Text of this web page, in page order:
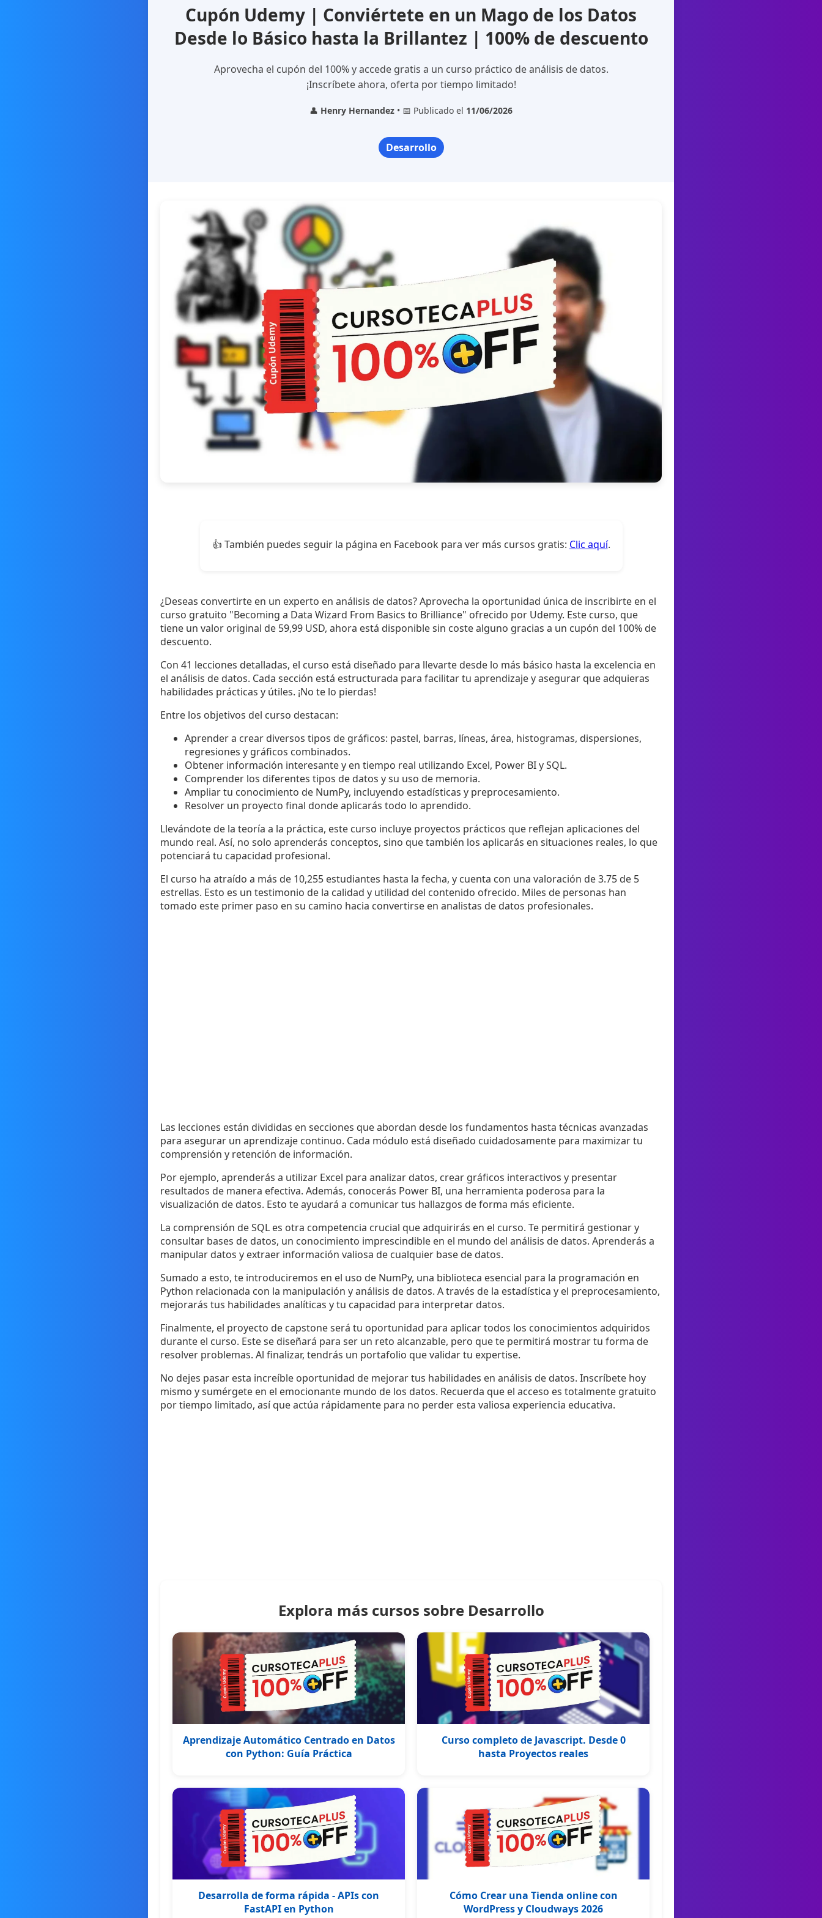
Cupón Udemy | Conviértete en un Mago de los Datos
Desde lo Básico hasta la Brillantez | 100% de descuento
Aprovecha el cupón del 100% y accede gratis a un curso práctico de análisis de datos.
¡Inscríbete ahora, oferta por tiempo limitado!
👤 Henry Hernandez • 📅 Publicado el 11/06/2026
Desarrollo
👍 También puedes seguir la página en Facebook para ver más cursos gratis: Clic aquí.
¿Deseas convertirte en un experto en análisis de datos? Aprovecha la oportunidad única de inscribirte en el
curso gratuito "Becoming a Data Wizard From Basics to Brilliance" ofrecido por Udemy. Este curso, que
tiene un valor original de 59,99 USD, ahora está disponible sin coste alguno gracias a un cupón del 100% de
descuento.
Con 41 lecciones detalladas, el curso está diseñado para llevarte desde lo más básico hasta la excelencia en
el análisis de datos. Cada sección está estructurada para facilitar tu aprendizaje y asegurar que adquieras
habilidades prácticas y útiles. ¡No te lo pierdas!
Entre los objetivos del curso destacan:
Aprender a crear diversos tipos de gráficos: pastel, barras, líneas, área, histogramas, dispersiones,
regresiones y gráficos combinados.
Obtener información interesante y en tiempo real utilizando Excel, Power BI y SQL.
Comprender los diferentes tipos de datos y su uso de memoria.
Ampliar tu conocimiento de NumPy, incluyendo estadísticas y preprocesamiento.
Resolver un proyecto final donde aplicarás todo lo aprendido.
Llevándote de la teoría a la práctica, este curso incluye proyectos prácticos que reflejan aplicaciones del
mundo real. Así, no solo aprenderás conceptos, sino que también los aplicarás en situaciones reales, lo que
potenciará tu capacidad profesional.
El curso ha atraído a más de 10,255 estudiantes hasta la fecha, y cuenta con una valoración de 3.75 de 5
estrellas. Esto es un testimonio de la calidad y utilidad del contenido ofrecido. Miles de personas han
tomado este primer paso en su camino hacia convertirse en analistas de datos profesionales.
Las lecciones están divididas en secciones que abordan desde los fundamentos hasta técnicas avanzadas
para asegurar un aprendizaje continuo. Cada módulo está diseñado cuidadosamente para maximizar tu
comprensión y retención de información.
Por ejemplo, aprenderás a utilizar Excel para analizar datos, crear gráficos interactivos y presentar
resultados de manera efectiva. Además, conocerás Power BI, una herramienta poderosa para la
visualización de datos. Esto te ayudará a comunicar tus hallazgos de forma más eficiente.
La comprensión de SQL es otra competencia crucial que adquirirás en el curso. Te permitirá gestionar y
consultar bases de datos, un conocimiento imprescindible en el mundo del análisis de datos. Aprenderás a
manipular datos y extraer información valiosa de cualquier base de datos.
Sumado a esto, te introduciremos en el uso de NumPy, una biblioteca esencial para la programación en
Python relacionada con la manipulación y análisis de datos. A través de la estadística y el preprocesamiento,
mejorarás tus habilidades analíticas y tu capacidad para interpretar datos.
Finalmente, el proyecto de capstone será tu oportunidad para aplicar todos los conocimientos adquiridos
durante el curso. Este se diseñará para ser un reto alcanzable, pero que te permitirá mostrar tu forma de
resolver problemas. Al finalizar, tendrás un portafolio que validar tu expertise.
No dejes pasar esta increíble oportunidad de mejorar tus habilidades en análisis de datos. Inscríbete hoy
mismo y sumérgete en el emocionante mundo de los datos. Recuerda que el acceso es totalmente gratuito
por tiempo limitado, así que actúa rápidamente para no perder esta valiosa experiencia educativa.
Explora más cursos sobre Desarrollo
Aprendizaje Automático Centrado en Datos
con Python: Guía Práctica
Curso completo de Javascript. Desde 0
hasta Proyectos reales
Desarrolla de forma rápida - APIs con
FastAPI en Python
Cómo Crear una Tienda online con
WordPress y Cloudways 2026